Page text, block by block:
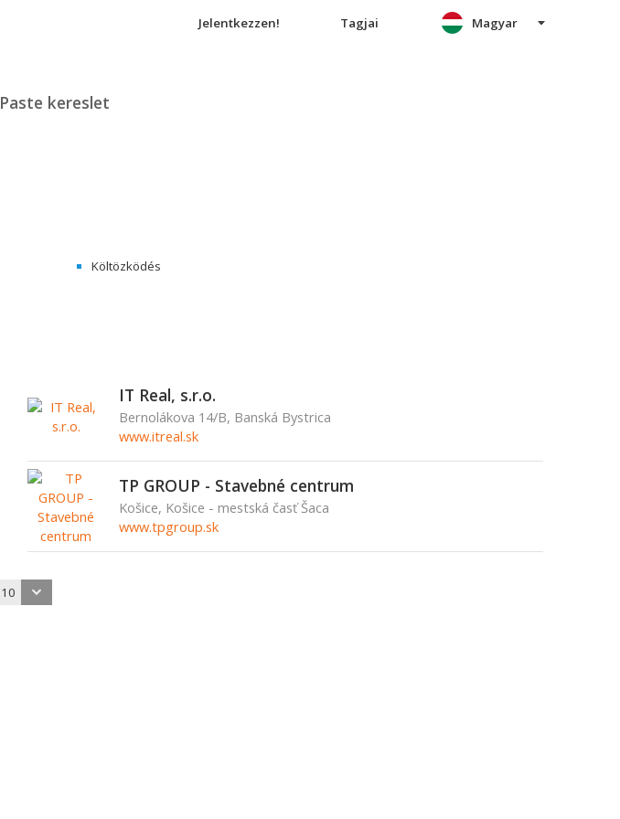
Jelentkezzen! Tagjai
Paste kereslet
Magyar
Költözködés
IT Real, s.r.o.
Bernolákova 14/B, Banská Bystrica
www.itreal.sk
TP GROUP - Stavebné centrum
Košice, Košice - mestská časť Šaca
www.tpgroup.sk
10